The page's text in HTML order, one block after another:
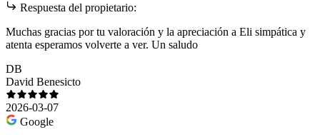
Respuesta del propietario:
Muchas gracias por tu valoración y la apreciación a Eli simpática y
atenta esperamos volverte a ver. Un saludo
DB
David Benesicto
2026-03-07
Google